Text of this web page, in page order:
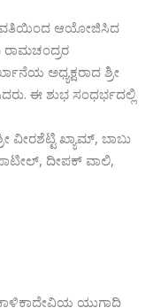
ವತಿಯಿಂದ ಆಯೋಜಿಸಿದ
ಅಧ್ಯಕ್ಷರಾದ ಶ್ರೀ
ಈ ಶುಭ ಸಂಧರ್ಭದಲ್ಲಿ
ವೀರಶೆಟ್ಟಿ ಖ್ಯಾಮ್, ಬಾಬು
ದೀಪಕ್ ವಾಲಿ,
ಯುಗಾದಿ